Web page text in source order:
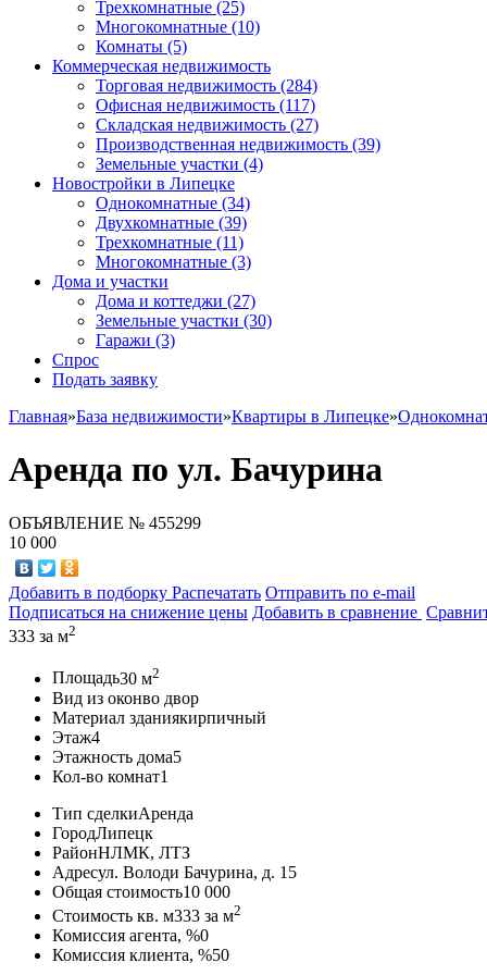
Трехкомнатные (25)
Многокомнатные (10)
Комнаты (5)
Коммерческая недвижимость
Торговая недвижимость (284)
Офисная недвижимость (117)
Складская недвижимость (27)
Производственная недвижимость (39)
Земельные участки (4)
Новостройки в Липецке
Однокомнатные (34)
Двухкомнатные (39)
Трехкомнатные (11)
Многокомнатные (3)
Дома и участки
Дома и коттеджи (27)
Земельные участки (30)
Гаражи (3)
Спрос
Подать заявку
Главная»База недвижимости»Квартиры в Липецке»
Аренда по ул. Бачурина
ОБЪЯВЛЕНИЕ № 455299
10 000
Добавить в подборку Распечатать Отправить по e-mail
Подписаться на снижение цены Добавить в сравнение
333 за м2
Площадь30 м2
Вид из оконво двор
Материал зданиякирпичный
Этаж4
Этажность дома5
Кол-во комнат1
Тип сделкиАренда
ГородЛипецк
РайонНЛМК, ЛТЗ
Адресул. Володи Бачурина, д. 15
Общая стоимость10 000
Стоимость кв. м333 за м2
Комиссия агента, %0
Комиссия клиента, %50